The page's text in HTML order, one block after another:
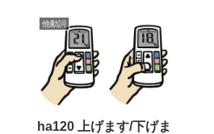
他動詞
ha120 上げます/下げま